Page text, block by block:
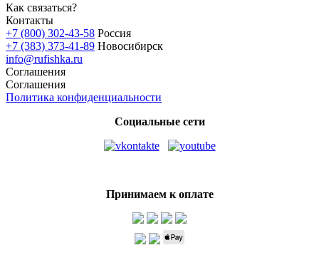
Как связаться?
Контакты
+7 (800) 302-43-58 Россия
+7 (383) 373-41-89 Новосибирск
info@rufishka.ru
Соглашения
Соглашения
Политика конфиденциальности
Социальные сети
Принимаем к оплате